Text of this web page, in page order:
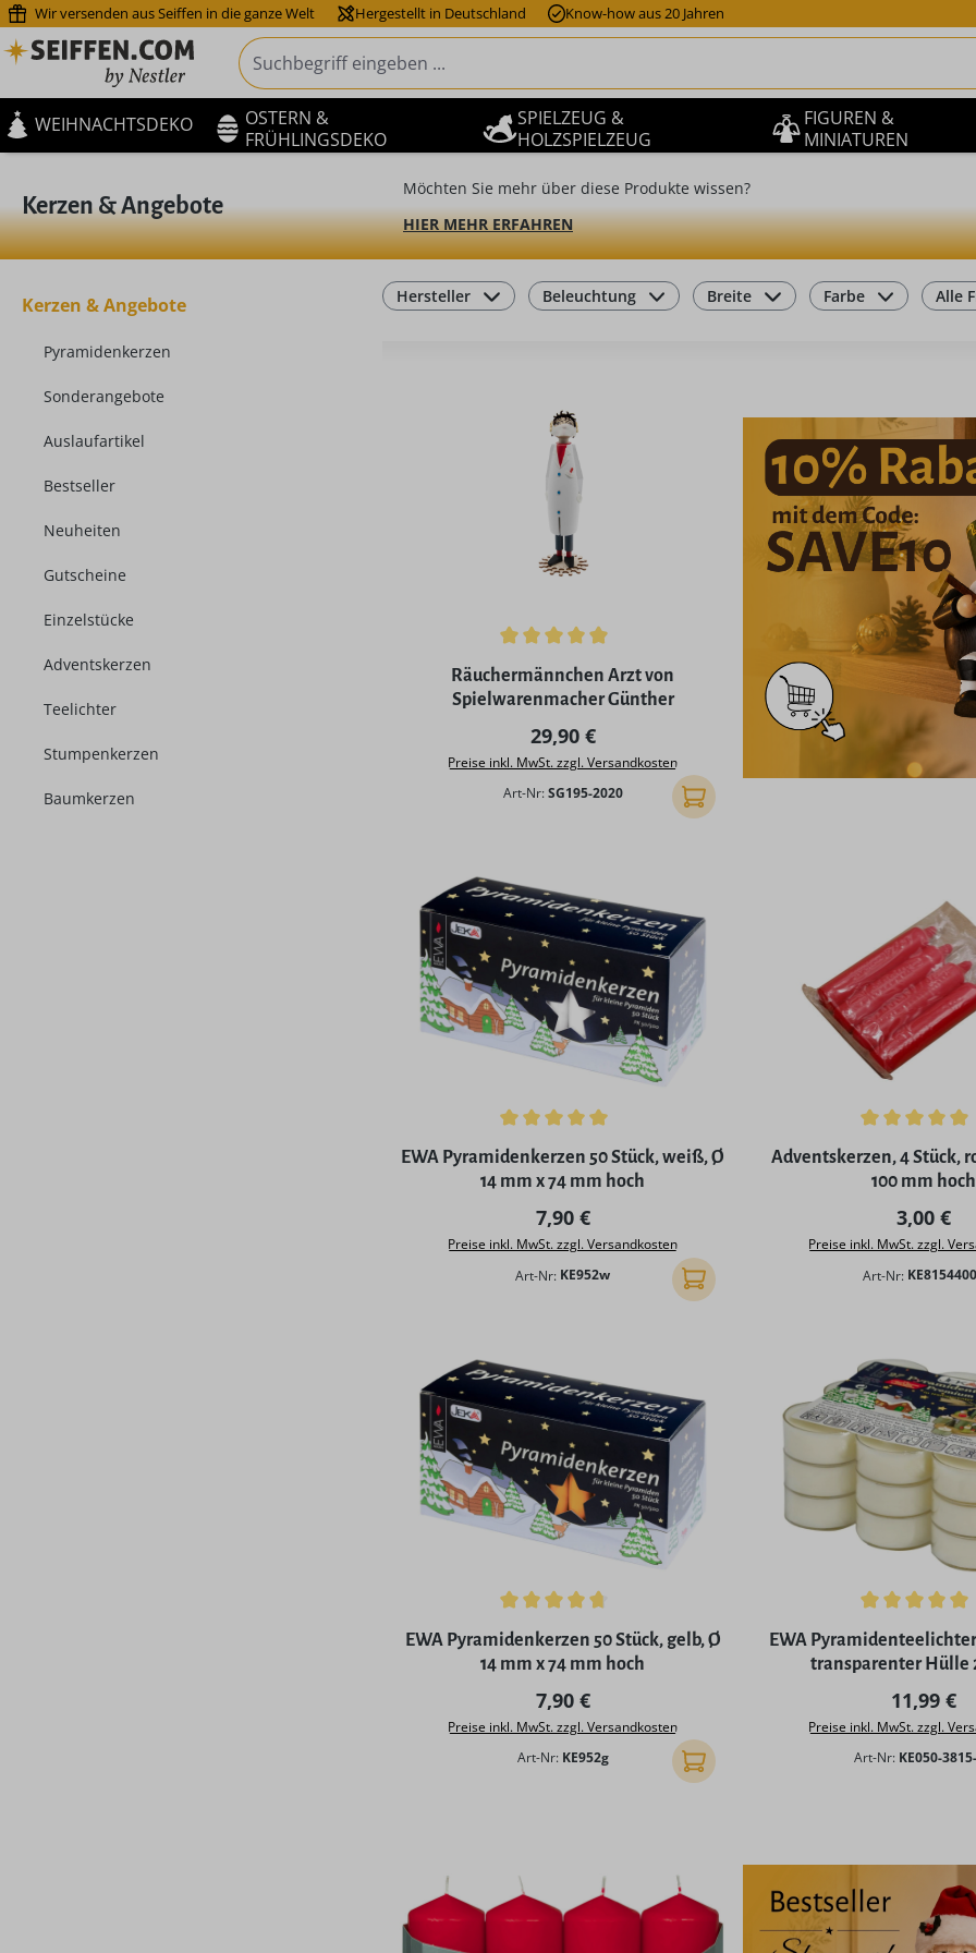
Hauptinhalt springen
Zur Suche springen
Zur Hauptnavigation springen
Wir versenden aus Seiffen in die ganze Welt Hergestellt in Deutschland Know-how aus 20 Jahren
WEIHNACHTSDEKO
OSTERN &
FRÜHLINGSDEKO
SPIELZEUG &
HOLZSPIELZEUG
FIGUREN &
MINIATUREN
Kerzen & Angebote
Möchten Sie mehr über diese Produkte wissen?
HIER MEHR ERFAHREN
Kerzen & Angebote
Pyramidenkerzen
Sonderangebote
Auslaufartikel
Bestseller
Neuheiten
Gutscheine
Einzelstücke
Adventskerzen
Teelichter
Stumpenkerzen
Baumkerzen
Hersteller Beleuchtung Breite Farbe Alle
Durchschnittliche Bewertung von 4.98 von 5 Sternen
Räuchermännchen Arzt von
Spielwarenmacher Günther
Regulärer Preis:
29,90 €
Preise inkl. MwSt. zzgl. Versandkosten
Art-Nr: SG195-2020 In den Warenkorb
Durchschnittliche Bewertung von 5 von 5 Sternen
EWA Pyramidenkerzen 50 Stück, weiß, Ø
14 mm x 74 mm hoch
Regulärer Preis:
7,90 €
Preise inkl. MwSt. zzgl. Versandkosten
Art-Nr: KE952w In den Warenkorb
Durchschnittliche
Adventskerzen, 4 Stück, rot, Ø 18
100 mm hoch
3,00 €
Preise inkl. MwSt. zzgl.
Art-Nr:
Durchschnittliche Bewertung von 4.86 von 5 Sternen
EWA Pyramidenkerzen 50 Stück, gelb, Ø
14 mm x 74 mm hoch
Regulärer Preis:
7,90 €
Preise inkl. MwSt. zzgl. Versandkosten
Art-Nr: KE952g In den Warenkorb
Durchschnittliche
EWA
transparenter Hülle
Regulärer
11,99 €
Preise inkl. MwSt. zzgl.
Art-Nr: KE050-